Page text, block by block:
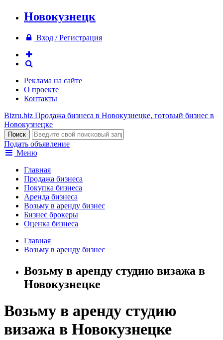
Новокузнецк
Вход / Регистрация
Реклама на сайте
О проекте
Контакты
Bizru.biz Продажа бизнеса в Новокузнецке, готовый бизнес в
Новокузнецке
Подать объявление
Меню
Главная
Продажа бизнеса
Покупка бизнеса
Аренда бизнеса
Возьму в аренду бизнес
Бизнес брокеры
Оценка бизнеса
Главная
Возьму в аренду бизнес
Возьму в аренду студию визажа в
Новокузнецке
Возьму в аренду студию
визажа в Новокузнецке